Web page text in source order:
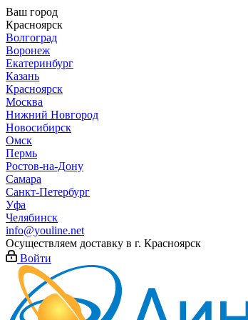
Ваш город
Красноярск
Волгоград
Воронеж
Екатеринбург
Казань
Красноярск
Москва
Нижний Новгород
Новосибирск
Омск
Пермь
Ростов-на-Дону
Самара
Санкт-Петербург
Уфа
Челябинск
info@youline.net
Осуществляем доставку в г. Красноярск
Войти